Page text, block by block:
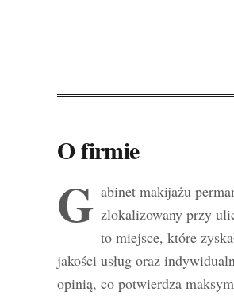
O firmie
G abinet makijażu
zlokalizowany przy
to miejsce, które
jakości usług oraz
opinią, co potwierdza